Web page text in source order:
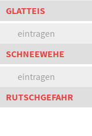
GLATTEIS
eintragen
SCHNEEWEHE
eintragen
RUTSCHGEFAHR